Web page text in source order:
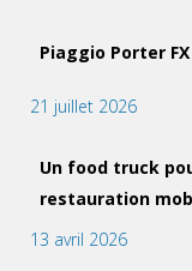
Piaggio Porter
21 juillet 2026
Un food truck
restauration
13 avril 2026